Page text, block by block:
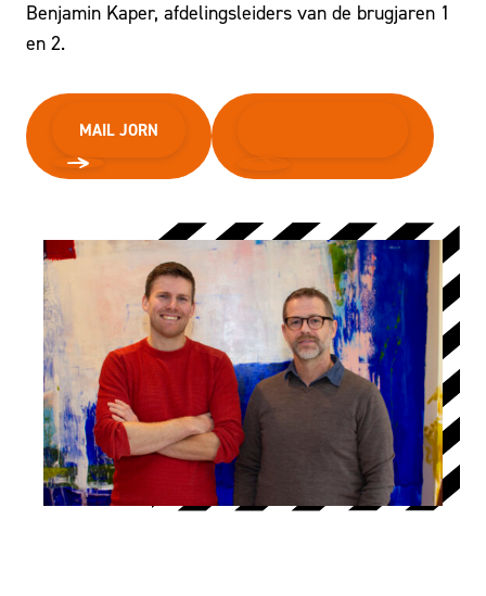
Benjamin Kaper, afdelingsleiders van de brugjaren 1
en 2.
MAIL JORN